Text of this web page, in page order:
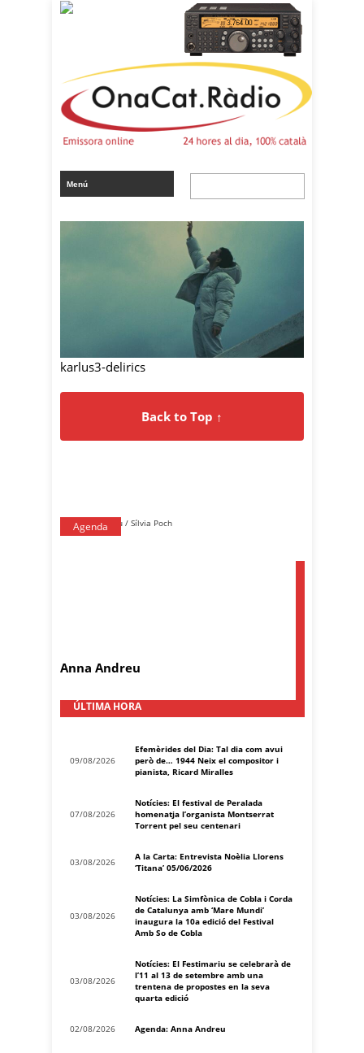
karlus3-delirics
Back to Top ↑
Agenda
Anna Andreu
ÚLTIMA HORA
09/08/2026
Efemèrides del Dia: Tal dia com avui
però de… 1944 Neix el compositor i
pianista, Ricard Miralles
07/08/2026
Notícies: El festival de Peralada
homenatja l’organista Montserrat
Torrent pel seu centenari
03/08/2026
A la Carta: Entrevista Noèlia Llorens
‘Titana’ 05/06/2026
03/08/2026
Notícies: La Simfònica de Cobla i Corda
de Catalunya amb ‘Mare Mundi’
inaugura la 10a edició del Festival
Amb So de Cobla
03/08/2026
Notícies: El Festimariu se celebrarà de
l’11 al 13 de setembre amb una
trentena de propostes en la seva
quarta edició
02/08/2026 Agenda: Anna Andreu